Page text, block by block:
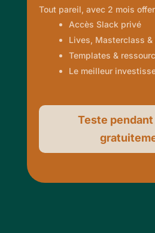
Tout pareil, avec 2 mois
Accès Slack privé
Lives, Masterclass &
Templates &
Le meilleur
Teste